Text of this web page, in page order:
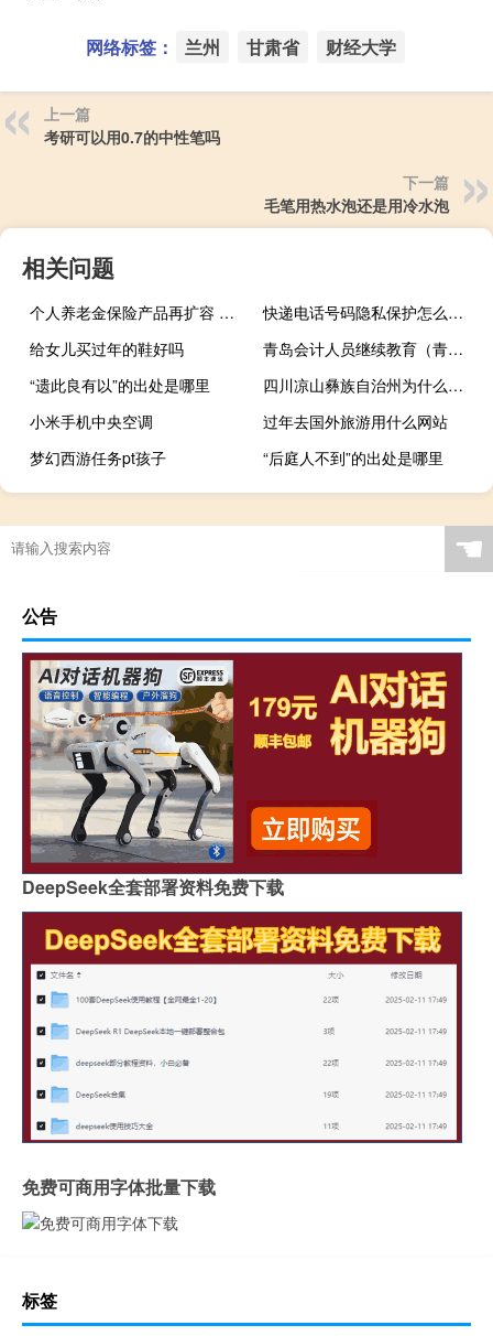
网络标签： 兰州 甘肃省 财经大学
上一篇
考研可以用0.7的中性笔吗
下一篇
毛笔用热水泡还是用冷水泡
相关问题
个人养老金保险产品再扩容 税延养老保险衔接政策有望出台
快递电话号码隐私保护怎么取消（快递电话号码）
给女儿买过年的鞋好吗
青岛会计人员继续教育（青岛会计继续教育考试）
“遗此良有以”的出处是哪里
四川凉山彝族自治州为什么这么穷（凉山为什么那么穷）
小米手机中央空调
过年去国外旅游用什么网站
梦幻西游任务pt孩子
“后庭人不到”的出处是哪里
☚
公告
DeepSeek全套部署资料免费下载
免费可商用字体批量下载
标签